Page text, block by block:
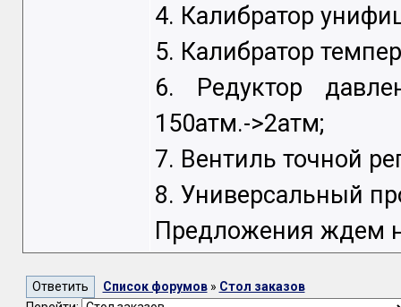
4. Калибратор
5. Калибратор
6. Редуктор
150атм.->2атм;
7. Вентиль точной
8. Универсальный
Предложения ждем
Список форумов» Стол заказов